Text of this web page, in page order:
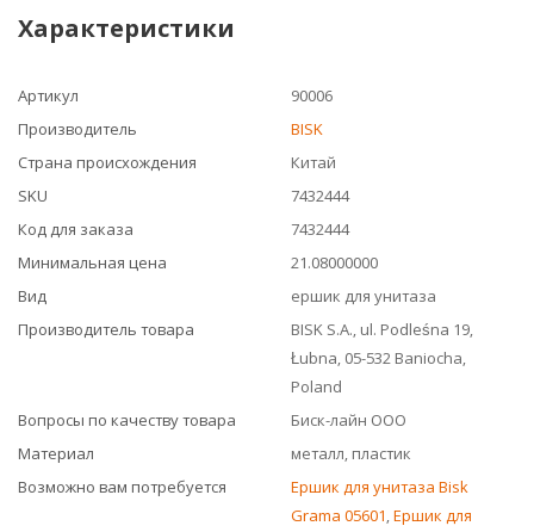
Характеристики
Артикул
90006
Производитель
BISK
Страна происхождения
Китай
SKU
7432444
Код для заказа
7432444
Минимальная цена
21.08000000
Вид
ершик для унитаза
Производитель товара
BISK S.A., ul. Podleśna 19,
Łubna, 05-532 Baniocha,
Poland
Вопросы по качеству товара
Биск-лайн ООО
Материал
металл, пластик
Возможно вам потребуется
Ершик для унитаза Bisk
Grama 05601,Ершик для